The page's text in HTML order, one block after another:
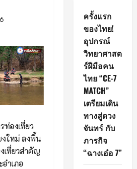
ท่องเที่ยว
ใหม่ ลงพื้น
เที่ยวสำคัญ
ำเภอ
ครั้งแรก
ของไทย!
อุปกรณ์
วิทยาศาสต
ร์ฝีมือคน
ไทย “CE-7
MATCH”
เตรียมเดิน
ทางสู่ดวง
จันทร์ กับ
ภารกิจ
“ฉางเอ๋อ 7”